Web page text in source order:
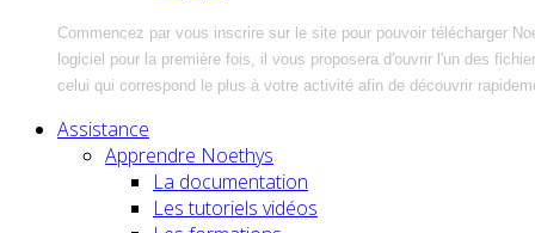
Commencez par vous inscrire sur le site pour pouvoir télécharger
logiciel pour la première fois, il vous proposera d'ouvrir l'un des
celui qui correspond le plus à votre activité afin de découvrir
Assistance
Apprendre Noethys
La documentation
Les tutoriels vidéos